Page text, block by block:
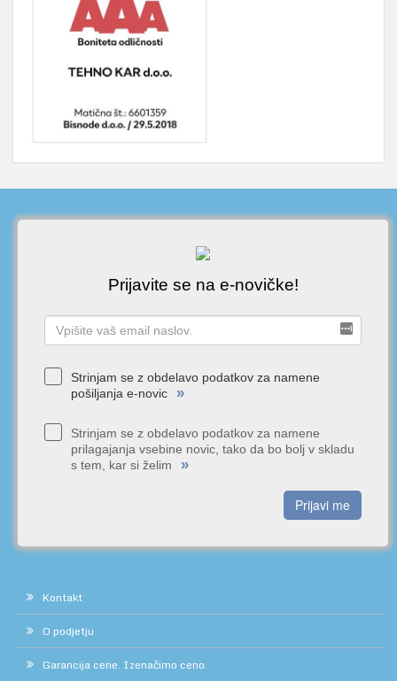
Prijavite se na e-novičke!
Strinjam se z obdelavo podatkov za namene
pošiljanja e-novic
»
Strinjam se z obdelavo podatkov za namene
prilagajanja vsebine novic, tako da bo bolj v skladu
s tem, kar si želim
»
Prijavi me
Kontakt
O podjetju
Garancija cene. Izenačimo ceno.